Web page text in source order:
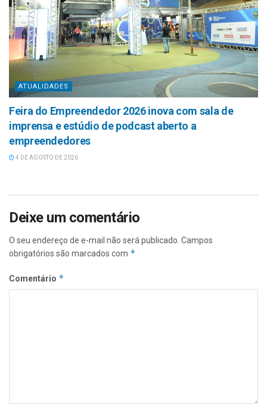
ATUALIDADES
Feira do Empreendedor 2026 inova com sala de
imprensa e estúdio de podcast aberto a
empreendedores
4 DE AGOSTO DE 2026
Deixe um comentário
O seu endereço de e-mail não será publicado. Campos
obrigatórios são marcados com *
Comentário *